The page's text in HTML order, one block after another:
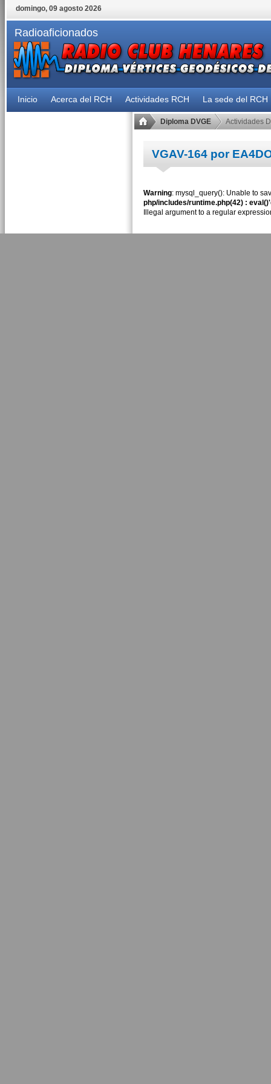
domingo, 09 agosto 2026
Radioaficionados
Inicio Acerca del RCH Actividades RCH La sede del RCH
Diploma DVGE Actividades
VGAV-164 por
Warning: mysql_query(): Unable to
php/includes/runtime.php(42) :
Illegal argument to a regular